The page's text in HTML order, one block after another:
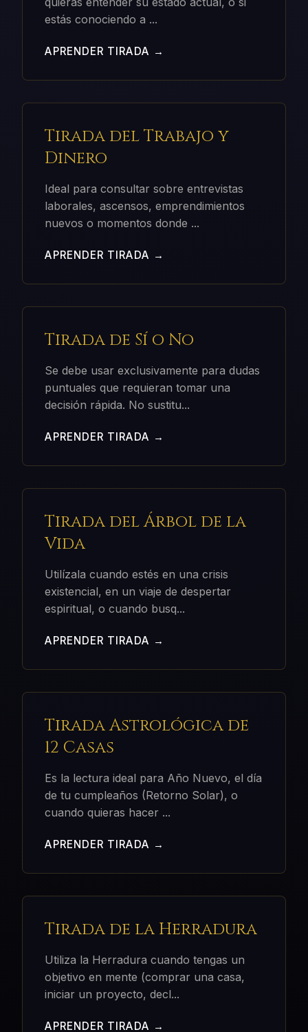
estás conociendo a ...
APRENDER TIRADA →
Tirada del Trabajo y
Dinero
Ideal para consultar sobre entrevistas
laborales, ascensos, emprendimientos
nuevos o momentos donde ...
APRENDER TIRADA →
Tirada de Sí o No
Se debe usar exclusivamente para dudas
puntuales que requieran tomar una
decisión rápida. No sustitu...
APRENDER TIRADA →
Tirada del Árbol de la
Vida
Utilízala cuando estés en una crisis
existencial, en un viaje de despertar
espiritual, o cuando busq...
APRENDER TIRADA →
Tirada Astrológica de
12 Casas
Es la lectura ideal para Año Nuevo, el día
de tu cumpleaños (Retorno Solar), o
cuando quieras hacer ...
APRENDER TIRADA →
Tirada de la Herradura
Utiliza la Herradura cuando tengas un
objetivo en mente (comprar una casa,
iniciar un proyecto, decl...
APRENDER TIRADA →